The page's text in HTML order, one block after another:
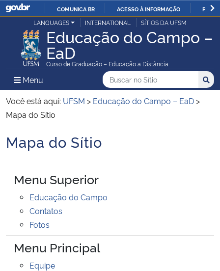
IR
PARA
CONTEÚDO
COMUNICA BR ACESSO À INFORMAÇÃO
Ministério da Justiça e Segurança Pública
Ministério da Defesa
Ministério das Relações Exteriores
Ministério da Infraestrutura
Ministério da Agricultura, Pecuária e Abastecimento
Ministério da Educação
Ministério da Cidadania
Ministério da Saúde
LANGUAGES INTERNATIONAL SÍTIOS DA UFSM
Educação do Campo –
EaD
Curso de Graduação – Educação a Distância
Menu Menu Principal do Sítio
Busca
Buscar no no Sítio
Busca:
Você está aqui: UFSM > Educação do Campo – EaD >
Mapa do Sítio
Início do conteúdo
Mapa do Sítio
Menu Superior
Educação do Campo
Contatos
Fotos
Menu Principal
Equipe